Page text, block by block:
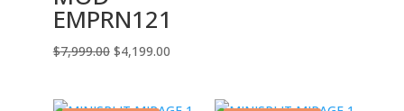
EMPRN121
$7,999.00 El
$4,199.00El